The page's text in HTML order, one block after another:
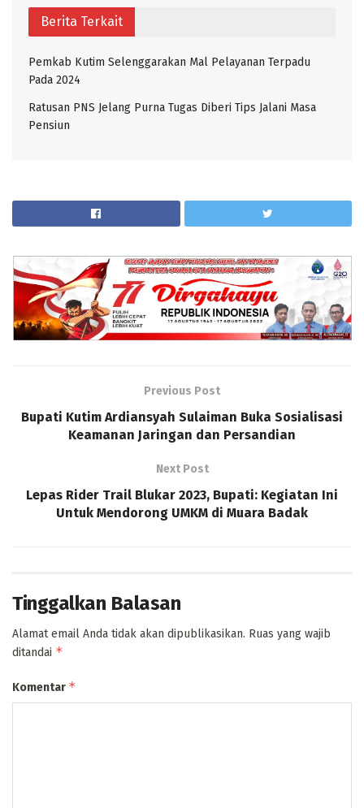
Berita Terkait
Pemkab Kutim Selenggarakan Mal Pelayanan Terpadu
Pada 2024
Ratusan PNS Jelang Purna Tugas Diberi Tips Jalani Masa
Pensiun
Previous Post
Bupati Kutim Ardiansyah Sulaiman Buka Sosialisasi
Keamanan Jaringan dan Persandian
Next Post
Lepas Rider Trail Blukar 2023, Bupati: Kegiatan Ini
Untuk Mendorong UMKM di Muara Badak
Tinggalkan Balasan
Alamat email Anda tidak akan dipublikasikan. Ruas yang wajib
ditandai *
Komentar *